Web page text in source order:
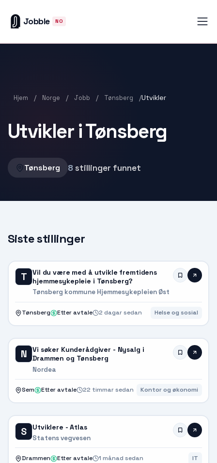
Jobble NO
Hjem / Norge / Jobb / Tønsberg /Utvikler
Utvikler i Tønsberg
Tønsberg 8stillinger funnet
Siste stillinger
T
Vil du være med å utvikle fremtidens
hjemmesykepleie i Tønsberg?
Tønsberg kommune Hjemmesykepleien Øst
Tønsberg Etter avtale 2 dagar sedan Helse og sosial
N
Vi søker Kunderådgiver - Nysalg i
Drammen og Tønsberg
Nordea
Sem Etter avtale 22 timmar sedan Kontor og økonomi
S Utviklere - Atlas
Statens vegvesen
Drammen Etter avtale 1 månad sedan IT